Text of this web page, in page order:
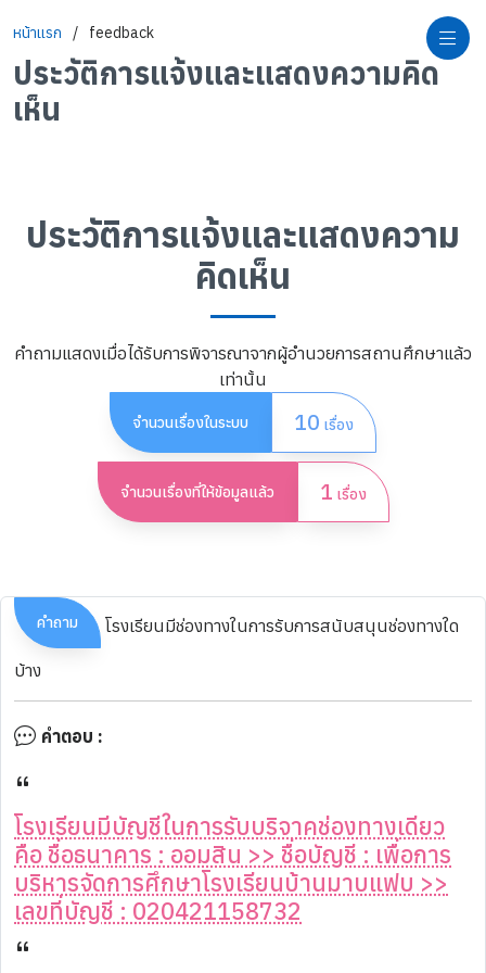
หน้าแรก feedback
ประวัติการแจ้งและแสดงความคิด
เห็น
ประวัติการแจ้งและแสดงความ
คิดเห็น
คำถามแสดงเมื่อได้รับการพิจารณาจากผู้อำนวยการสถานศึกษาแล้ว
เท่านั้น
จำนวนเรื่องในระบบ 10 เรื่อง
จำนวนเรื่องที่ให้ข้อมูลแล้ว 1 เรื่อง
คำถาม โรงเรียนมีช่องทางในการรับการสนับสนุนช่องทางใด
บ้าง
คำตอบ :
โรงเรียนมีบัญชีในการรับบริจาคช่องทางเดียว
คือ ชื่อธนาคาร : ออมสิน >> ชื่อบัญชี : เพื่อการ
บริหารจัดการศึกษาโรงเรียนบ้านมาบแฟบ >>
เลขที่บัญชี : 020421158732